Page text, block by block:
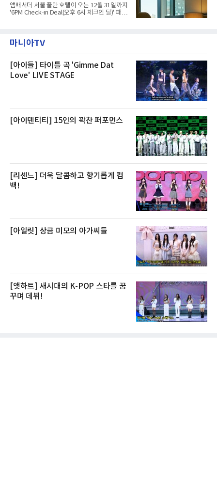
해 “사실무근”이라는 입장을 밝혔다.회사 측은
“인근에서 지난 15일 다른 회사에서 발생한 대
것으로 확인됐다”고 설명했다.이어 “정확한 화
재 원인은 추후 조사될
앰배서더 서울 풀만 호텔이 오는 12월 31일까지
'6PM Check-in Deal(오후 6시 체크인 딜)' 패키
텔 측은 “퇴근 후 또는 주말 도심 속에서 짧지만
온전한 휴식을 원하는 고객들에게 특별한 경험
제큐티브 두 가지 타입으로 구성된다. 디럭스 패
키지는 객실 1박(룸 온리)으로 심플한 호캉스를
즐길 수 있으며, 이그제큐티브 패키지는 객실 1
마니아TV
[아이들] 타이틀 곡 'Gimme Dat
Love' LIVE STAGE
[아이덴티티] 15인의 꽉찬 퍼포먼스
[리센느] 더욱 달콤하고 향기롭게 컴
백!
[아일릿] 상큼 미모의 아가씨들
[앳하트] 새시대의 K-POP 스타를 꿈
꾸며 데뷔!